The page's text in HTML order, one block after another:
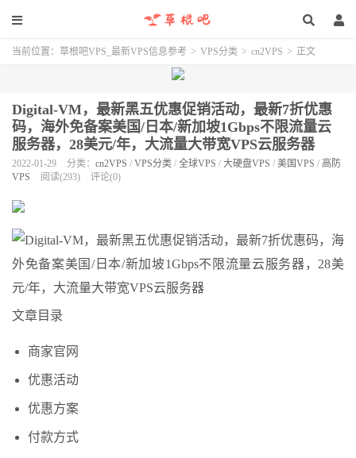
当前位置： 草根吧VPS_最新VPS信息参考 > VPS分类 > cn2VPS > 正文
Digital-VM，最新黑五优惠促销活动，最新7折优惠
码，海外免备案美国/日本/新加坡1Gbps不限流量云
服务器，28美元/年，大流量大带宽VPS云服务器
2022-01-29 分类： cn2VPS / VPS分类 / 全球VPS / 大硬盘VPS / 美国VPS / 高防
VPS
阅读(293) 评论(0)
文章目录
商家官网
优惠活动
优惠方案
付款方式